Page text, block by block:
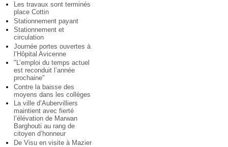
Les travaux sont terminés
place Cottin
Stationnement payant
Stationnement et
circulation
Journée portes ouvertes à
l’Hôpital Avicenne
"L’emploi du temps actuel
est reconduit l’année
prochaine"
Contre la baisse des
moyens dans les collèges
La ville d’Aubervilliers
maintient avec fierté
l’élévation de Marwan
Barghouti au rang de
citoyen d’honneur
De Visu en visite à Mazier